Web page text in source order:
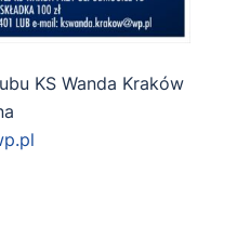
KS Wanda Kraków